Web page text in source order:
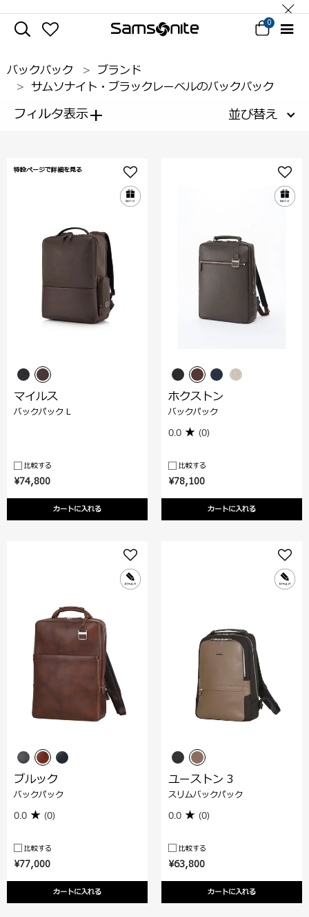
0
バックパック
ブランド
サムソナイト・ブラックレーベルのバックパック
フィルタ表示+ 並び替え
¥74,800
カートに入れる
特設ページで詳細を見る
マイルス
バックパック L
比較する
¥78,100
カートに入れる
ホクストン
バックパック
0.0 (0)
比較する
¥77,000
カートに入れる
ブルック
バックパック
0.0 (0)
比較する
¥63,800
カートに入れる
ユーストン 3
スリムバックパック
0.0 (0)
比較する